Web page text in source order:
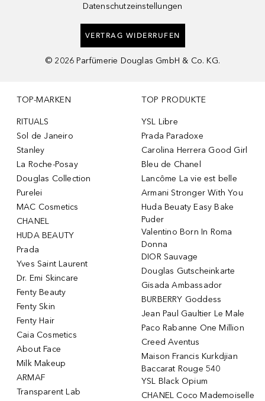
Datenschutzeinstellungen
VERTRAG WIDERRUFEN
© 2026 Parfümerie Douglas GmbH & Co. KG.
TOP-MARKEN
RITUALS
Sol de Janeiro
Stanley
La Roche-Posay
Douglas Collection
Purelei
MAC Cosmetics
CHANEL
HUDA BEAUTY
Prada
Yves Saint Laurent
Dr. Emi Skincare
Fenty Beauty
Fenty Skin
Fenty Hair
Caia Cosmetics
About Face
Milk Makeup
ARMAF
Transparent Lab
TOP PRODUKTE
YSL Libre
Prada Paradoxe
Carolina Herrera Good Girl
Bleu de Chanel
Lancôme La vie est belle
Armani Stronger With You
Huda Beuaty Easy Bake
Puder
Valentino Born In Roma
Donna
DIOR Sauvage
Douglas Gutscheinkarte
Gisada Ambassador
BURBERRY Goddess
Jean Paul Gaultier Le Male
Paco Rabanne One Million
Creed Aventus
Maison Francis Kurkdjian
Baccarat Rouge 540
YSL Black Opium
CHANEL Coco Mademoiselle